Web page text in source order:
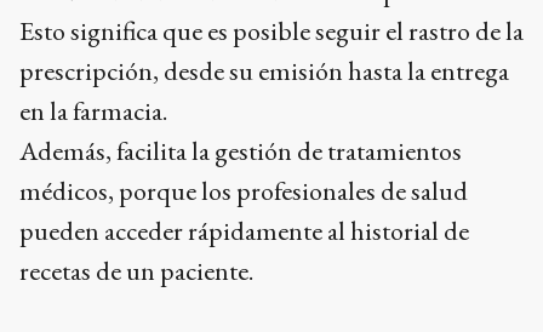
Esto significa que es posible seguir el rastro de la
prescripción, desde su emisión hasta la entrega
en la farmacia.
Además, facilita la gestión de tratamientos
médicos, porque los profesionales de salud
pueden acceder rápidamente al historial de
recetas de un paciente.